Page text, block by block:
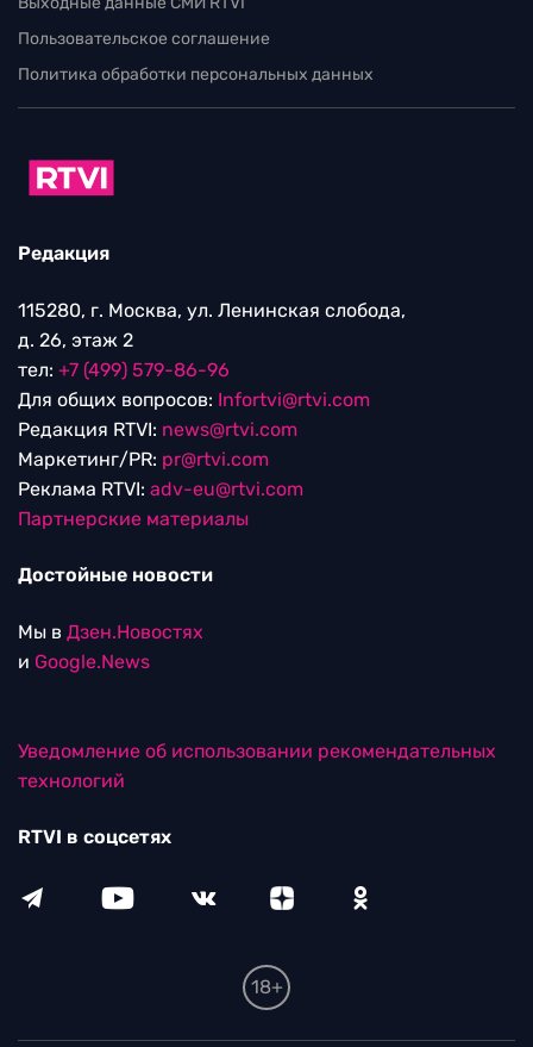
Пользовательское соглашение
Политика обработки персональных данных
Редакция
115280, г. Москва, ул. Ленинская слобода,
д. 26, этаж 2
тел: +7 (499) 579-86-96
Для общих вопросов: Infortvi@rtvi.com
Редакция RTVI: news@rtvi.com
Маркетинг/PR: pr@rtvi.com
Реклама RTVI: adv-eu@rtvi.com
Партнерские материалы
Достойные новости
Мы в Дзен.Новостях
и Google.News
Уведомление об использовании рекомендательных
технологий
RTVI в соцсетях
18+